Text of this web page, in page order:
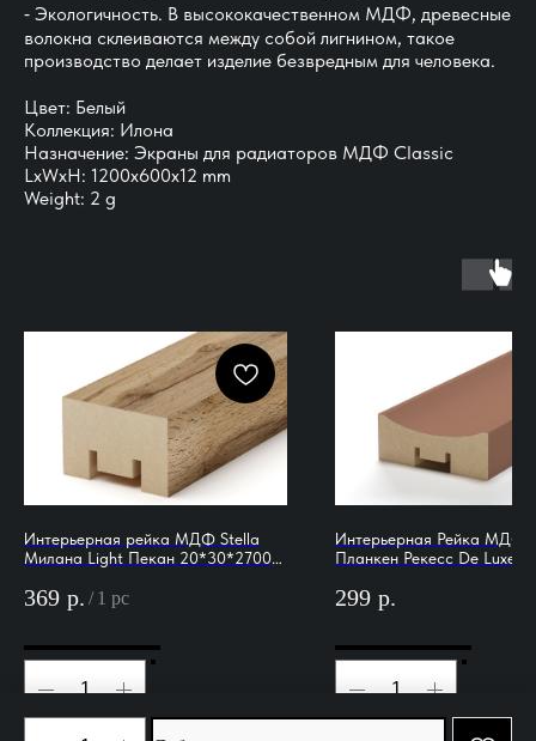
⁃ Экологичность. В высококачественном МДФ, древесные
волокна склеиваются между собой лигнином, такое
производство делает изделие безвредным для человека.
Цвет: Белый
Коллекция: Илона
Назначение: Экраны для радиаторов МДФ Classic
LxWxH: 1200x600x12 mm
Weight: 2 g
Интерьерная рейка МДФ Stella
Милана Light Пекан 20*30*2700
369 р. / 1 pc
Интерьерная Рейка МДФ
Планкен Рекесс De Luxe
299 р.